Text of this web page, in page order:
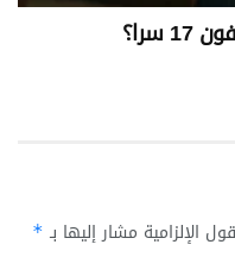
الإلزامية مشار إليها بـ *